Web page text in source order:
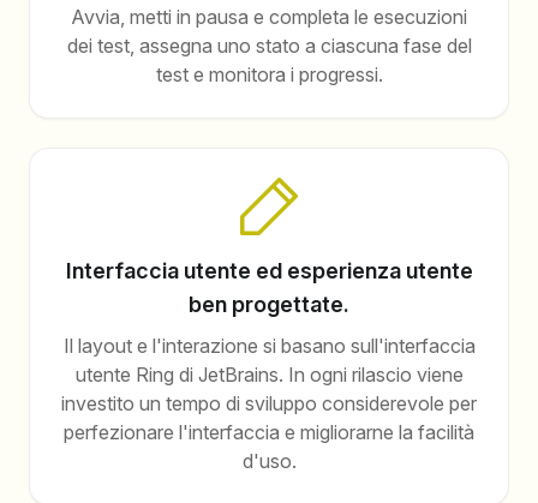
Avvia, metti in pausa e completa le esecuzioni
dei test, assegna uno stato a ciascuna fase del
test e monitora i progressi.
Interfaccia utente ed esperienza utente
ben progettate.
Il layout e l'interazione si basano sull'interfaccia
utente Ring di JetBrains. In ogni rilascio viene
investito un tempo di sviluppo considerevole per
perfezionare l'interfaccia e migliorarne la facilità
d'uso.